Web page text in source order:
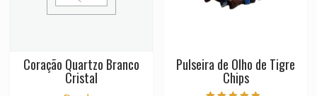
Coração Quartzo Branco
Cristal
Pulseira de Olho de Tigre
Chips